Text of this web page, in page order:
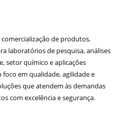
comercialização de produtos,
laboratórios de pesquisa, análises
setor químico e aplicações
em qualidade, agilidade e
que atendem às demandas
com excelência e segurança.